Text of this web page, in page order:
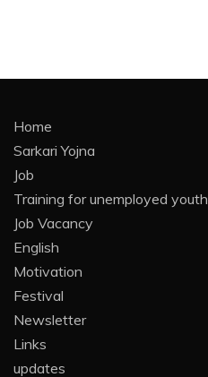
Home
Sarkari Yojna
Job
Training for unemployed youth
Job Vacancy
English
Motivation
Festival
Newsletter
Links
updates